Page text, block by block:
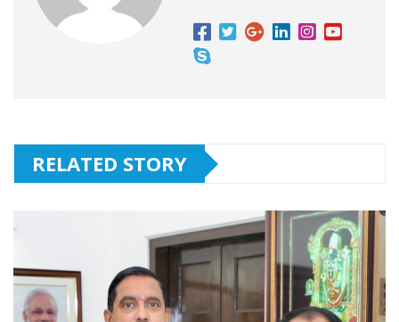
RELATED STORY